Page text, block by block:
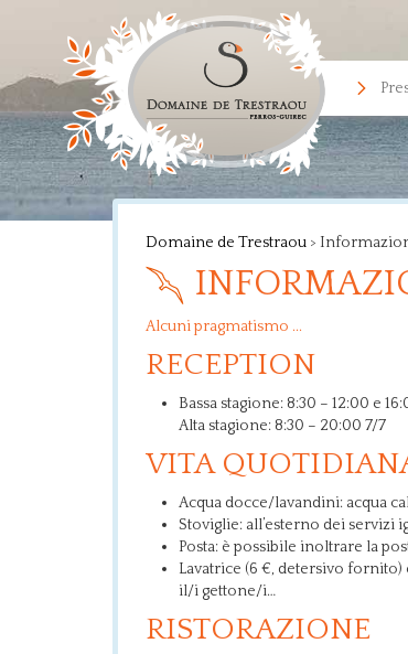
Domaine de Trestraou >
Alcuni pragmatismo ...
RECEPTION
Bassa stagione: 8:30 – 12:00 e
Alta stagione: 8:30 – 20:00 7/7
VITA
Acqua docce/lavandini: acqua
Stoviglie: all’esterno dei servizi
Posta: è possibile inoltrare la
Lavatrice (6 €, detersivo
il/i gettone/i…
RISTORAZIONE